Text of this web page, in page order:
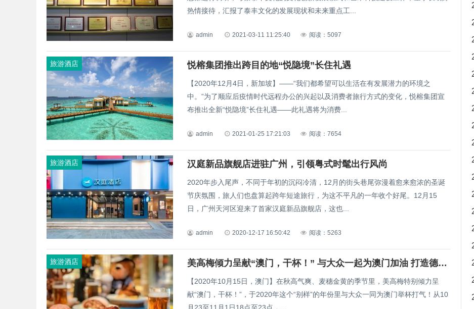
热情接待，汇报了泰丰文化的发展现状和未来重点工...
admin 2021-03-11 11:25:40 阅读：5097
旅游酒店 悦榕集团推出跨目的地“悦隐境”长住礼遇
【2020年12月4日，新加坡】——“我们都希望可以生活在有发展潜力的环境之
中。”为了顺应后疫情时代远程办公的兴起以及消费者旅行方式的变化，悦榕集团宣
布推出全新“悦隐境”长住礼遇——此礼遇将为消费...
admin 2021-01-25 17:21:03 阅读：7654
旅游酒店 汉庭新品旗舰店进驻广州，引领粤式时髦出行风尚
2020年步入尾声，不同于年初的沉闷冷清，12月的街头巷尾弥漫着愈来愈浓的圣诞
节庆氛围，旅人们也盘算起跨年短途旅行，为这不平凡的一年收个好尾。12月15
日，广州天河区迎来了首家汉庭新品旗舰店，这也...
admin 2020-12-17 16:50:42 阅读：5263
旅游酒店 美高梅倾力呈献“澳门，干杯！” 与大众一起为澳门加油 打造德国啤酒美馔的全新体验
【2020年10月15日，澳门】在秋高气爽、麦穗金黄的季节里，美高梅特别倾力呈
献“澳门，干杯！”，于2020年这个“别样”的年份里与大众一同为澳门举杯打气！从10